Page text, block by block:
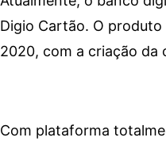
Digio Cartão. O
2020, com a criação da
Com plataforma